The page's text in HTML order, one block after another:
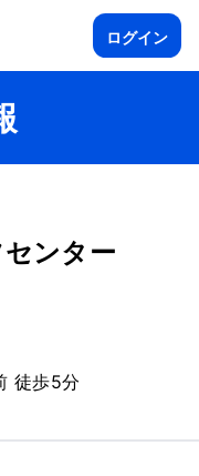
ログイン
ンター
徒歩5分